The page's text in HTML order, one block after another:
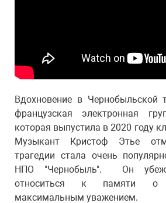
Вдохновение в Чернобыльской
французская электронная
которая выпустила в 2020 году
Музыкант Кристоф Этье
трагедии стала очень
НПО "Чернобыль". Он
относиться к памяти о
максимальным уважением.